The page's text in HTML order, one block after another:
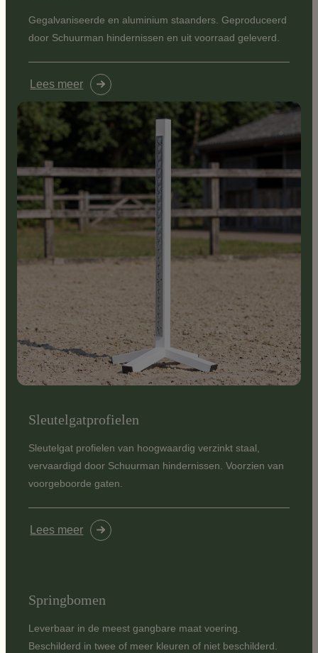
Gegalvaniseerde en aluminium staanders. Geproduceerd
door Schuurman hindernissen en uit voorraad geleverd.
Lees meer
Sleutelgatprofielen
Sleutelgat profielen van hoogwaardig verzinkt staal,
vervaardigd door Schuurman hindernissen. Voorzien van
voorgeboorde gaten.
Lees meer
Springbomen
Leverbaar in de meest gangbare maat voering.
Beschilderd in twee of meer kleuren of niet beschilderd.